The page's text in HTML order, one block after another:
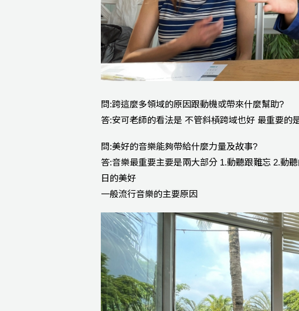
問:跨這麼多領域的原因跟動機或帶來什麼幫助?
答:安可老師的看法是 不管斜槓跨域也好 最重要的
問:美好的音樂能夠帶給什麼力量及故事?
答:音樂最重要主要是兩大部分 1.動聽跟難忘 2.動
日的美好
一般流行音樂的主要原因